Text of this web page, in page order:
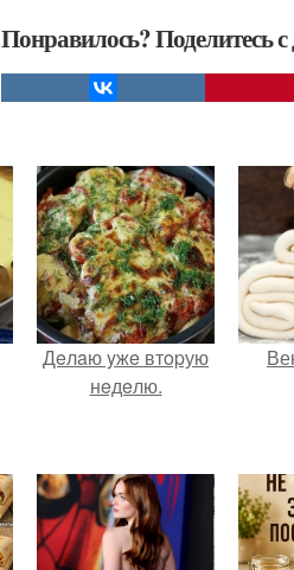
Понравилось? Поделитесь
Дeлaю yжe втopую
нeдeлю.